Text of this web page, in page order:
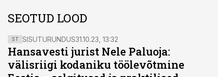
SEOTUD LOOD
ST SISUTURUNDUS31.10.23, 13:32
Hansavesti jurist Nele Paluoja:
välisriigi kodaniku töölevõtmine